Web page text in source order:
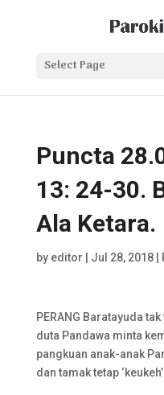
Select Page
Puncta
13: 24-30.
Ala Ketara.
by editor Jul 28, 2018|
PERANG Baratayuda
duta Pandawa minta
pangkuan anak-anak
dan tamak tetap